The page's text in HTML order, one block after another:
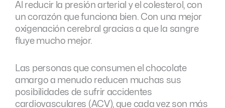
Al reducir la presión arterial y el colesterol, con
un corazón que funciona bien. Con una mejor
oxigenación cerebral gracias a que la sangre
fluye mucho mejor.
Las personas que consumen el chocolate
amargo a menudo reducen muchas sus
posibilidades de sufrir accidentes
cardiovasculares (ACV), que cada vez son más